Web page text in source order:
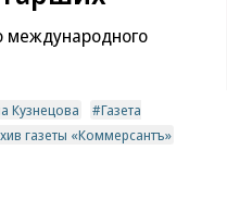
международного
Кузнецова
Газета
газеты «Коммерсантъ»